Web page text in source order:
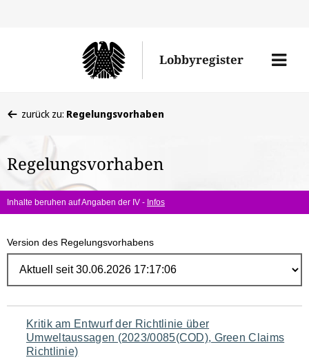
Lobbyregister
Menü
befinden
hier:
zurück zu: Regelungsvorhaben
Regelungsvorhaben
Inhalte beruhen auf Angaben der IV - Infos
Version des Regelungsvorhabens
Navigation
für
Kritik am Entwurf der Richtlinie über
Umweltaussagen (2023/0085(COD), Green Claims
Richtlinie)